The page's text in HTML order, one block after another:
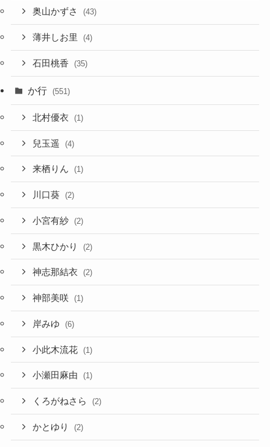
奥山かずさ (43)
薄井しお里 (4)
石田桃香 (35)
か行 (551)
北村優衣 (1)
兒玉遥 (4)
来栖りん (1)
川口葵 (2)
小宮有紗 (2)
黒木ひかり (2)
神志那結衣 (2)
神部美咲 (1)
岸みゆ (6)
小此木流花 (1)
小瀬田麻由 (1)
くろがねさら (2)
かとゆり (2)